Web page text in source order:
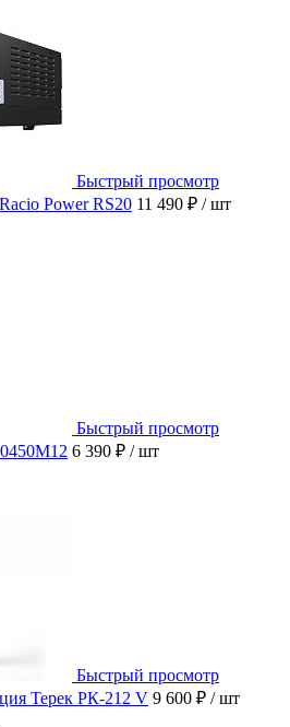
Быстрый просмотр
Power RS20 11 490 ₽ / шт
Быстрый просмотр
6 390 ₽ / шт
Быстрый просмотр
Терек РК-212 V 9 600 ₽ / шт